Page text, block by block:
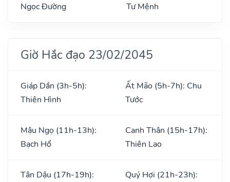
Ngọc Đường
Tư Mệnh
Giờ Hắc đạo 23/02/2045
Giáp Dần (3h-5h):
Thiên Hình
Ất Mão (5h-7h): Chu
Tước
Mậu Ngọ (11h-13h):
Bạch Hổ
Canh Thân (15h-17h):
Thiên Lao
Tân Dậu (17h-19h):
Quý Hợi (21h-23h):